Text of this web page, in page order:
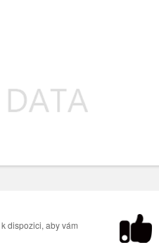
dispozici, aby vám